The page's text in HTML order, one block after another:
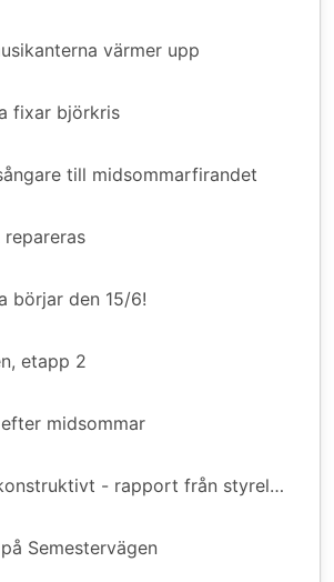
värmer upp
fixar björkris
till midsommarfirandet
repareras
börjar den 15/6!
etapp 2
midsommar
Kreativt och konstruktivt - rapport från styrelsen
Semestervägen